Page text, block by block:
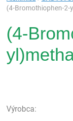
(4-Bromothiophen-2-
(4-
Výrobca: